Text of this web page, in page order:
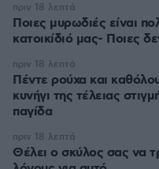
Ποιες μυρωδιές είναι
κατοικίδιό μας- Ποιες
πριν 18 λεπτά
Πέντε ρούχα και
κυνήγι της τέλειας
παγίδα
πριν 18 λεπτά
Θέλει ο σκύλος σας να
πριν 18 λεπτά